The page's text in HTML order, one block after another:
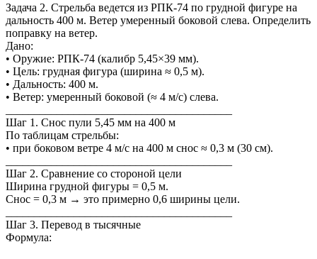
Задача 2. Стрельба ведется из РПК-74 по грудной фигуре на
дальность 400 м. Ветер умеренный боковой слева. Определить
поправку на ветер.
Дано:
• Оружие: РПК-74 (калибр 5,45×39 мм).
• Цель: грудная фигура (ширина ≈ 0,5 м).
• Дальность: 400 м.
• Ветер: умеренный боковой (≈ 4 м/с) слева.
Шаг 1. Снос пули 5,45 мм на 400 м
По таблицам стрельбы:
• при боковом ветре 4 м/с на 400 м снос ≈ 0,3 м (30 см).
Шаг 2. Сравнение со стороной цели
Ширина грудной фигуры = 0,5 м.
Снос = 0,3 м → это примерно 0,6 ширины цели.
Шаг 3. Перевод в тысячные
Формула: